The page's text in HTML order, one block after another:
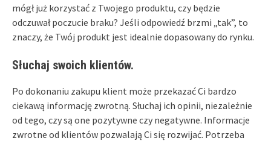
mógł już korzystać z Twojego produktu, czy będzie
odczuwał poczucie braku? Jeśli odpowiedź brzmi „tak”, to
znaczy, że Twój produkt jest idealnie dopasowany do rynku.
Słuchaj swoich klientów.
Po dokonaniu zakupu klient może przekazać Ci bardzo
ciekawą informację zwrotną. Słuchaj ich opinii, niezależnie
od tego, czy są one pozytywne czy negatywne. Informacje
zwrotne od klientów pozwalają Ci się rozwijać. Potrzeba